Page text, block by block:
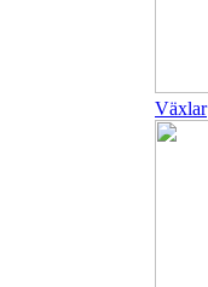
Växlar